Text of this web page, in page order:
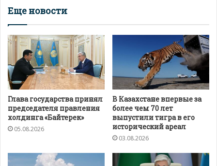
Еще новости
Глава государства принял
председателя правления
холдинга «Байтерек»
05.08.2026
В Казахстане впервые за
более чем 70 лет
выпустили тигра в его
исторический ареал
03.08.2026